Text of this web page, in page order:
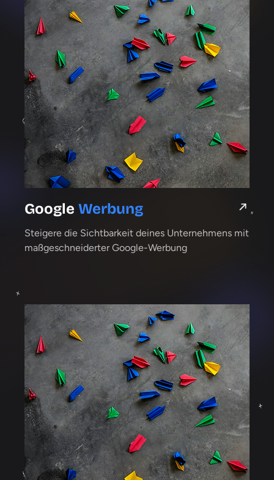
Google Werbung
Steigere die Sicht­barkeit deines Unternehmens mit
maß­geschneiderter Google-Werbung